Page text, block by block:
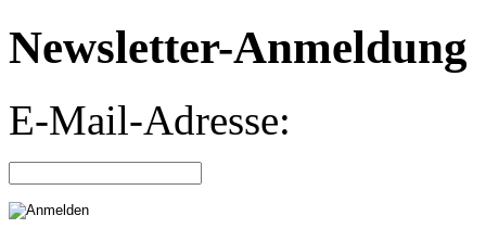
Newsletter-Anmeldung
E-Mail-Adresse: